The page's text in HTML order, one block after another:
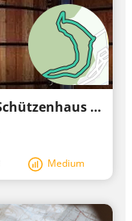
Senderi circular Kleinheubach Schützenhaus 5 : Camí de memòria Dr. Götz
Medium